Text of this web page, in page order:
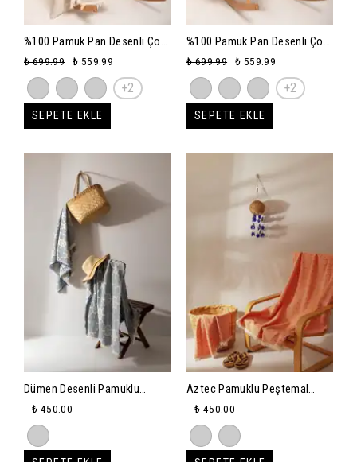
%100 Pamuk Pan Desenli Çok
Amaçlı Koltuk Şalı 130 x 170
(Kırlentsiz) - altın sarısı
₺ 699.99 ₺ 559.99
+2
SEPETE EKLE
%100 Pamuk Pan Desenli Çok
Amaçlı Koltuk Şalı 130 x 170
(Kırlentsiz) - siyah
₺ 699.99 ₺ 559.99
+2
SEPETE EKLE
Dümen Desenli Pamuklu
Peştemal 90x150xm
₺ 450.00
Aztec Pamuklu Peştemal
90x150cm - turuncu
₺ 450.00